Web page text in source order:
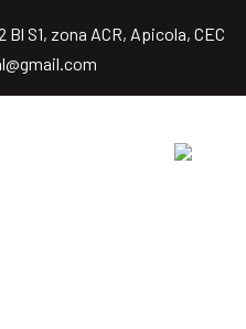
S1, zona ACR, Apicola, CEC